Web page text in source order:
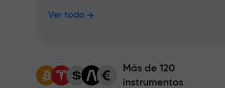
Ver todo
Más de 120
instrumentos